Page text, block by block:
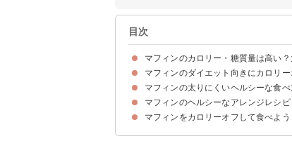
目次
マフィンのカロリー・糖質量は高い？
マフィン（1個）のカロリー・糖質量
マフィン（1個）のカロリー・糖質量を他
マフィンのカロリー消費に必要な運動量
マフィンのダイエット向きにカロリ
①プレーンタイプのマフィンを選ぶ
②小麦粉を一部おからパウダーなどに変
③豆腐でかさ増しする
④砂糖を蜂蜜で代用する
マフィンの太りにくいヘルシーな食べ
①夜食として食べない
②よく噛んで食べる
③食べ過ぎない
マフィンのヘルシーなアレンジレシピ
①豆腐マフィン
②そば粉ときなこのマフィン
③おからパウダーマフィン
マフィンをカロリーオフして食べよう